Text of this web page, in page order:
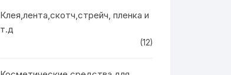
Клея,лента,скотч,стрейч, пленка и
т.д
(12)